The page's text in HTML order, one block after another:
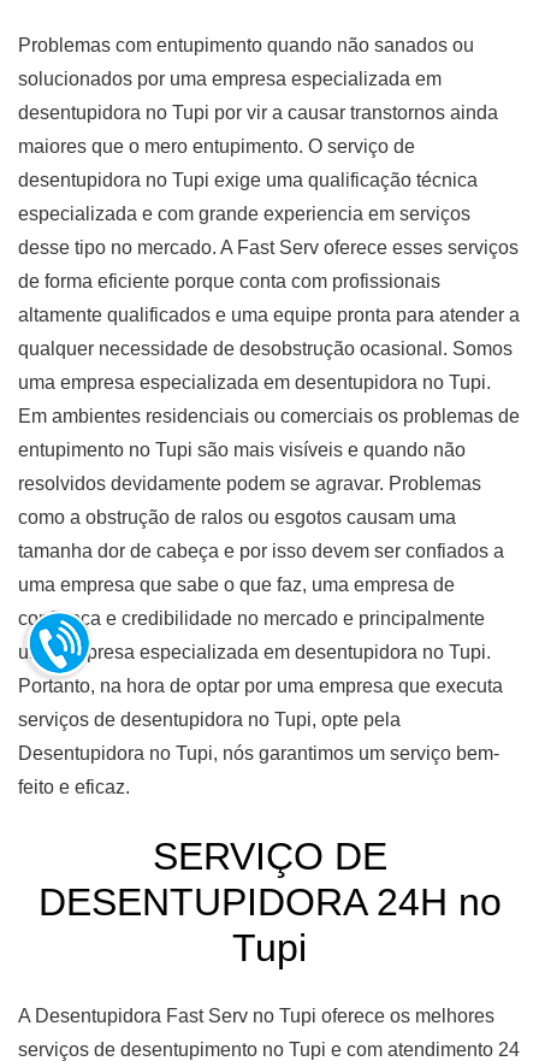
Problemas com entupimento quando não sanados ou
solucionados por uma empresa especializada em
desentupidora no Tupi por vir a causar transtornos ainda
maiores que o mero entupimento. O serviço de
desentupidora no Tupi exige uma qualificação técnica
especializada e com grande experiencia em serviços
desse tipo no mercado. A Fast Serv oferece esses serviços
de forma eficiente porque conta com profissionais
altamente qualificados e uma equipe pronta para atender a
qualquer necessidade de desobstrução ocasional. Somos
uma empresa especializada em desentupidora no Tupi.
Em ambientes residenciais ou comerciais os problemas de
entupimento no Tupi são mais visíveis e quando não
resolvidos devidamente podem se agravar. Problemas
como a obstrução de ralos ou esgotos causam uma
tamanha dor de cabeça e por isso devem ser confiados a
uma empresa que sabe o que faz, uma empresa de
confiança e credibilidade no mercado e principalmente
uma empresa especializada em desentupidora no Tupi.
Portanto, na hora de optar por uma empresa que executa
serviços de desentupidora no Tupi, opte pela
Desentupidora no Tupi, nós garantimos um serviço bem-
feito e eficaz.
SERVIÇO DE
DESENTUPIDORA 24H no
Tupi
A Desentupidora Fast Serv no Tupi oferece os melhores
serviços de desentupimento no Tupi e com atendimento 24